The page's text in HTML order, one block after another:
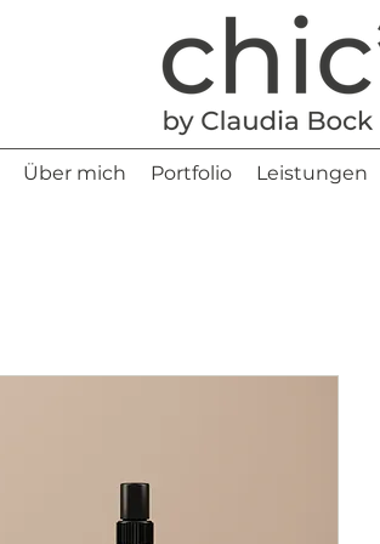
Über mich Portfolio Leistungen